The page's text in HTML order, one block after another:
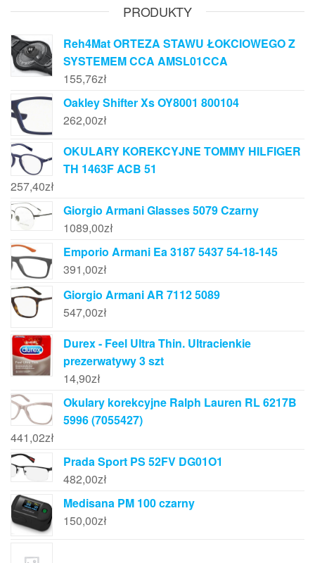
PRODUKTY
Reh4Mat ORTEZA STAWU ŁOKCIOWEGO Z
SYSTEMEM CCA AMSL01CCA
155,76zł
Oakley Shifter Xs OY8001 800104
262,00zł
OKULARY KOREKCYJNE TOMMY HILFIGER
TH 1463F ACB 51
257,40zł
Giorgio Armani Glasses 5079 Czarny
1089,00zł
Emporio Armani Ea 3187 5437 54-18-145
391,00zł
Giorgio Armani AR 7112 5089
547,00zł
Durex - Feel Ultra Thin. Ultracienkie
prezerwatywy 3 szt
14,90zł
Okulary korekcyjne Ralph Lauren RL 6217B
5996 (7055427)
441,02zł
Prada Sport PS 52FV DG01O1
482,00zł
Medisana PM 100 czarny
150,00zł